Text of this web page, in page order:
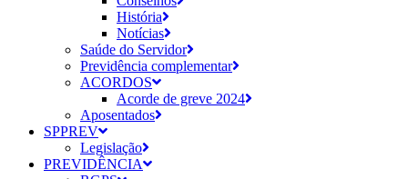
História
Notícias
Saúde do Servidor
Previdência complementar
ACORDOS
Acorde de greve 2024
Aposentados
SPPREV
Legislação
PREVIDÊNCIA